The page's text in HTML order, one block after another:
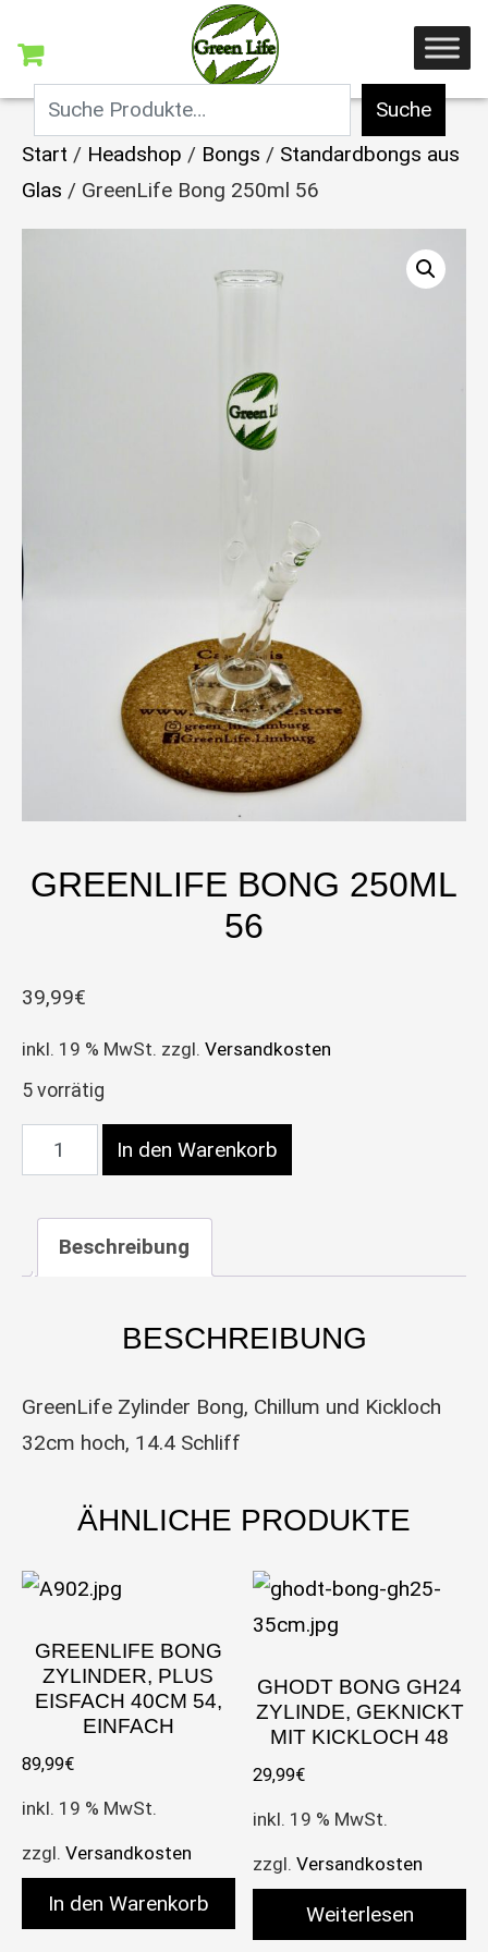
Suche
Start / Headshop / Bongs / Standardbongs aus
Glas / GreenLife Bong 250ml 56
GREENLIFE BONG 250ML
56
39,99€
inkl. 19 % MwSt. zzgl. Versandkosten
5 vorrätig
GreenLife Bong 250ml 56 Menge
In den Warenkorb
Beschreibung
BESCHREIBUNG
GreenLife Zylinder Bong, Chillum und Kickloch
32cm hoch, 14.4 Schliff
ÄHNLICHE PRODUKTE
GREENLIFE BONG
ZYLINDER, PLUS
EISFACH 40CM 54,
EINFACH
89,99€
inkl. 19 % MwSt.
zzgl. Versandkosten
In den Warenkorb
GHODT BONG GH24
ZYLINDE, GEKNICKT
MIT KICKLOCH 48
29,99€
inkl. 19 % MwSt.
zzgl.Versandkosten
Weiterlesen